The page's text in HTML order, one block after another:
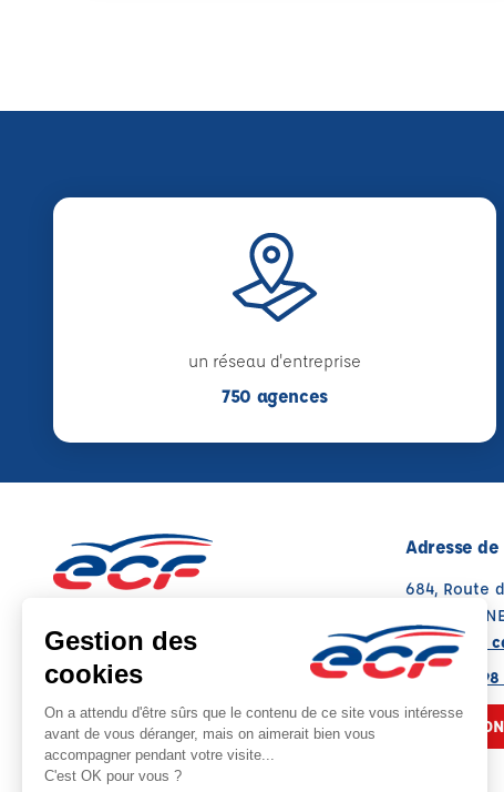
un réseau d'entreprise
750 agences
Note : 4.8/5
Moyenne calculée sur 69 avis
Adresse
684, Route
01120
Voir sur la
04 78 06 98
NOUS